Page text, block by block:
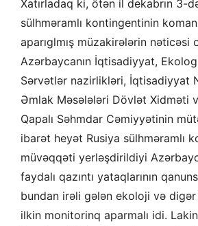
Xatırladaq ki, ötən il dekabrın 3-
sülhməramlı kontingentinin
aparıglmış müzakirələrin nəticəsi
Azərbaycanın İqtisadiyyat,
Sərvətlər nazirlikləri, İqtisadiyyat
Əmlak Məsələləri Dövlət Xidməti
Qapalı Səhmdar Cəmiyyətinin
ibarət heyət Rusiya sülhməramlı
müvəqqəti yerləşdirildiyi
faydalı qazıntı yataqlarının
bundan irəli gələn ekoloji və digər
ilkin monitorinq aparmalı idi. Lakin